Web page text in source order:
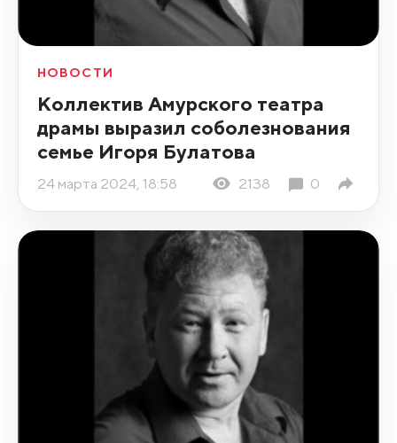
НОВОСТИ
Коллектив Амурского театра
драмы выразил соболезнования
семье Игоря Булатова
24 марта 2024, 18:58 2138 0